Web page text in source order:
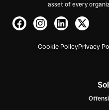
asset of every
Cookie PolicyPrivacy